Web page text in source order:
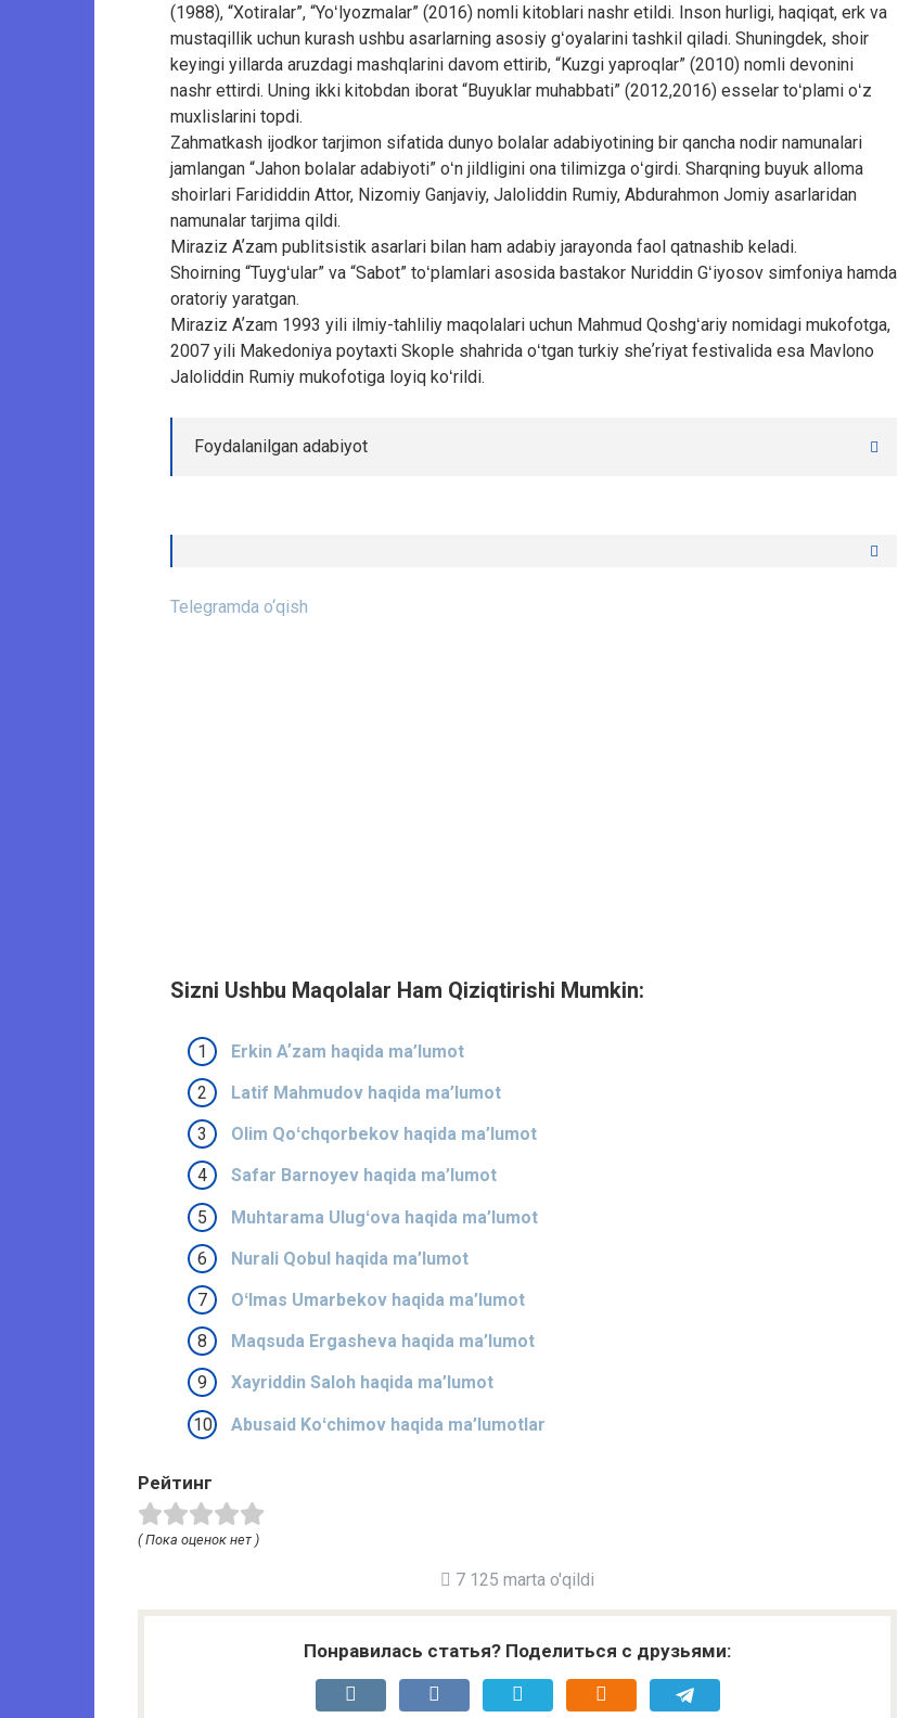
(1988), “Xotiralar”, “Yoʻlyozmalar” (2016) nomli kitoblari nashr etildi. Inson hurligi, haqiqat, erk va
mustaqillik uchun kurash ushbu asarlarning asosiy gʻoyalarini tashkil qiladi. Shuningdek, shoir
keyingi yillarda aruzdagi mashqlarini davom ettirib, “Kuzgi yaproqlar” (2010) nomli devonini
nashr ettirdi. Uning ikki kitobdan iborat “Buyuklar muhabbati” (2012,2016) esselar toʻplami oʻz
muxlislarini topdi.
Zahmatkash ijodkor tarjimon sifatida dunyo bolalar adabiyotining bir qancha nodir namunalari
jamlangan “Jahon bolalar adabiyoti” oʻn jildligini ona tilimizga oʻgirdi. Sharqning buyuk alloma
shoirlari Farididdin Attor, Nizomiy Ganjaviy, Jaloliddin Rumiy, Abdurahmon Jomiy asarlaridan
namunalar tarjima qildi.
Miraziz Aʼzam publitsistik asarlari bilan ham adabiy jarayonda faol qatnashib keladi.
Shoirning “Tuygʻular” va “Sabot” toʻplamlari asosida bastakor Nuriddin Gʻiyosov simfoniya hamda
oratoriy yaratgan.
Miraziz Aʼzam 1993 yili ilmiy-tahliliy maqolalari uchun Mahmud Qoshgʻariy nomidagi mukofotga,
2007 yili Makedoniya poytaxti Skople shahrida oʻtgan turkiy sheʼriyat festivalida esa Mavlono
Jaloliddin Rumiy mukofotiga loyiq koʻrildi.
Foydalanilgan adabiyot
Telegramda o‘qish
Sizni Ushbu Maqolalar Ham Qiziqtirishi Mumkin:
Erkin Aʼzam haqida ma’lumot
Latif Mahmudov haqida ma’lumot
Olim Qoʻchqorbekov haqida ma’lumot
Safar Barnoyev haqida ma’lumot
Muhtarama Ulugʻova haqida ma’lumot
Nurali Qobul haqida ma’lumot
Oʻlmas Umarbekov haqida ma’lumot
Maqsuda Ergasheva haqida ma’lumot
Xayriddin Saloh haqida ma’lumot
Abusaid Koʻchimov haqida ma’lumotlar
Рейтинг
( Пока оценок нет )
7 125 marta o'qildi
Понравилась статья? Поделиться с друзьями: